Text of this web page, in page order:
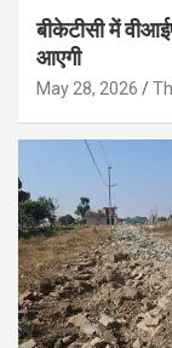
बीकेटीसी में
आएगी
May 28, 2026